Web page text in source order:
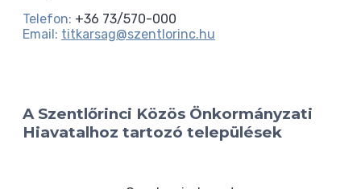
Telefon: +36 73/570-000
Email: titkarsag@szentlorinc.hu
A Szentlőrinci Közös Önkormányzati
Hiavatalhoz tartozó települések